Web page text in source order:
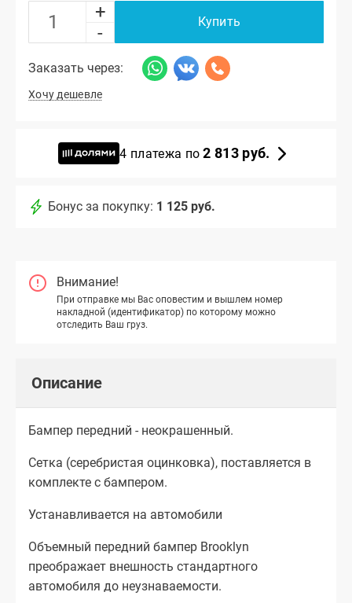
+
-
Купить
Заказать через:
Хочу дешевле
4 платежа по2 813 руб.
Бонус за покупку: 1 125 руб.
Внимание!
При отправке мы Вас оповестим и вышлем номер
накладной (идентификатор) по которому можно
отследить Ваш груз.
Описание
Бампер передний - неокрашенный.
Сетка (серебристая оцинковка), поставляется в
комплекте с бампером.
Устанавливается на автомобили
Объемный передний бампер Brooklyn
преображает внешность стандартного
автомобиля до неузнаваемости.